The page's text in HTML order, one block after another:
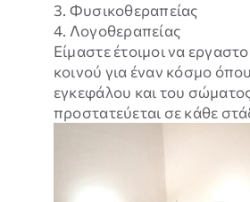
3. Φυσικοθεραπείας
4. Λογοθεραπείας
Είμαστε έτοιμοι να
κοινού για έναν κόσμο
εγκεφάλου και του
προστατεύεται σε κάθε